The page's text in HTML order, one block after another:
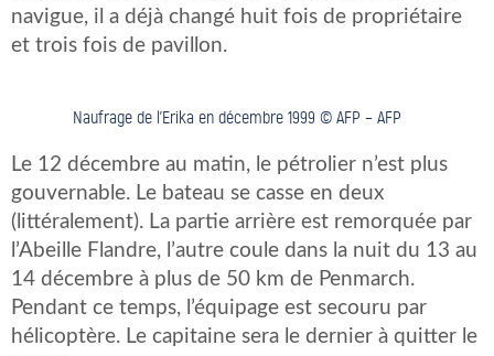
navigue, il a déjà changé huit fois de propriétaire
et trois fois de pavillon.
Naufrage de l’Erika en décembre 1999 © AFP – AFP
Le 12 décembre au matin, le pétrolier n’est plus
gouvernable. Le bateau se casse en deux
(littéralement). La partie arrière est remorquée par
l’Abeille Flandre, l’autre coule dans la nuit du 13 au
14 décembre à plus de 50 km de Penmarch.
Pendant ce temps, l’équipage est secouru par
hélicoptère. Le capitaine sera le dernier à quitter le